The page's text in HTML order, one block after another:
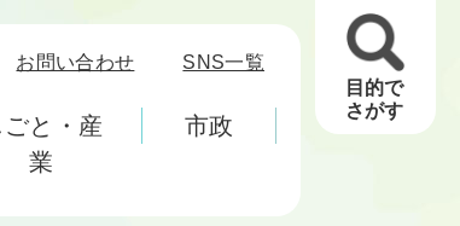
お問い合わせ SNS一覧
ごと・産
業
市政
目的で
さがす